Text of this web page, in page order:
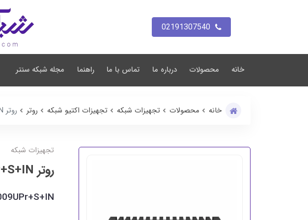
02191307540
خانه محصولات درباره ما تماس با ما راهنما مجله شبکه سنتر
خانه محصولات تجهیزات شبکه تجهیزات اکتیو شبکه روتر روتر RB5009UPr+S+IN میکروتیک
تجهیزات شبکه
روتر RB5009UPr+S+IN میکروتیک